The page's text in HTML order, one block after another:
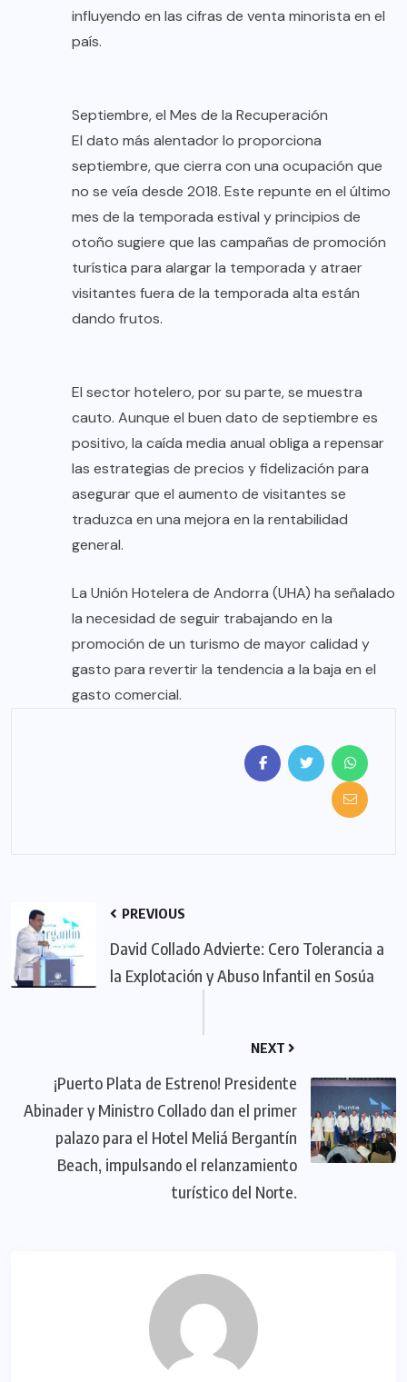
influyendo en las cifras de venta minorista en el
país.
Septiembre, el Mes de la Recuperación
El dato más alentador lo proporciona
septiembre, que cierra con una ocupación que
no se veía desde 2018. Este repunte en el último
mes de la temporada estival y principios de
otoño sugiere que las campañas de promoción
turística para alargar la temporada y atraer
visitantes fuera de la temporada alta están
dando frutos.
El sector hotelero, por su parte, se muestra
cauto. Aunque el buen dato de septiembre es
positivo, la caída media anual obliga a repensar
las estrategias de precios y fidelización para
asegurar que el aumento de visitantes se
traduzca en una mejora en la rentabilidad
general.
La Unión Hotelera de Andorra (UHA) ha señalado
la necesidad de seguir trabajando en la
promoción de un turismo de mayor calidad y
gasto para revertir la tendencia a la baja en el
gasto comercial.
PREVIOUS
David Collado Advierte: Cero Tolerancia a
la Explotación y Abuso Infantil en Sosúa
NEXT
¡Puerto Plata de Estreno! Presidente
Abinader y Ministro Collado dan el primer
palazo para el Hotel Meliá Bergantín
Beach, impulsando el relanzamiento
turístico del Norte.